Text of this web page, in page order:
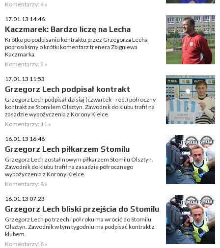
Komentarzy: 4 »
17.01.13 14:46
Kaczmarek: Bardzo liczę na Lecha
Krótko po podpisaniu kontraktu przez Grzegorza Lecha
poprosiliśmy o krótki komentarz trenera Zbigniewa
Kaczmarka.
Komentarzy: 2 »
17.01.13 11:53
Grzegorz Lech podpisał kontrakt
Grzegorz Lech podpisał dzisiaj (czwartek - red.) półroczny
kontrakt ze Stomilem Olsztyn. Zawodnik do klubu trafił na
zasadzie wypożyczenia z Korony Kielce.
Komentarzy: 11 »
16.01.13 16:48
Grzegorz Lech piłkarzem Stomilu
Grzegorz Lech został nowym piłkarzem Stomilu Olsztyn.
Zawodnik do klubu trafił na zasadzie półrocznego
wypożyczenia z Korony Kielce.
Komentarzy: 8 »
16.01.13 07:23
Grzegorz Lech bliski przejścia do Stomilu
Grzegorz Lech po trzech i pół roku ma wrócić do Stomilu
Olsztyn. Zawodnik w tym tygodniu ma podpisać kontrakt z
klubem.
Komentarzy: 6 »